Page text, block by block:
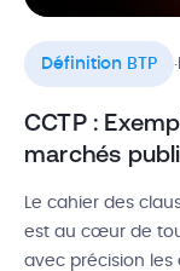
Définition BTP
CCTP :
marchés
Le cahier des
est au cœur de
avec précision